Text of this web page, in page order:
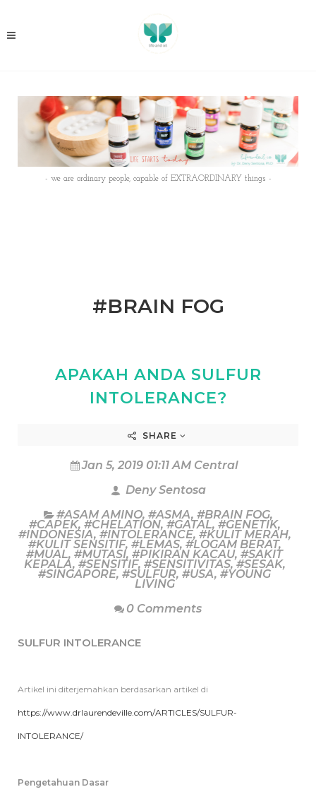
- we are ordinary people, capable of EXTRAORDINARY things -
#BRAIN FOG
APAKAH ANDA SULFUR
INTOLERANCE?
SHARE
Jan 5, 2019 01:11 AM Central
Deny Sentosa
#ASAM AMINO, #ASMA, #BRAIN FOG,
#CAPEK, #CHELATION, #GATAL, #GENETIK,
#INDONESIA, #INTOLERANCE, #KULIT MERAH,
#KULIT SENSITIF, #LEMAS, #LOGAM BERAT,
#MUAL, #MUTASI, #PIKIRAN KACAU, #SAKIT
KEPALA, #SENSITIF, #SENSITIVITAS,#SESAK,
#SINGAPORE, #SULFUR, #USA, #YOUNG
LIVING
0 Comments
SULFUR INTOLERANCE
Artikel ini diterjemahkan berdasarkan artikel di
https://www.drlaurendeville.com/ARTICLES/SULFUR-
INTOLERANCE/
Pengetahuan Dasar